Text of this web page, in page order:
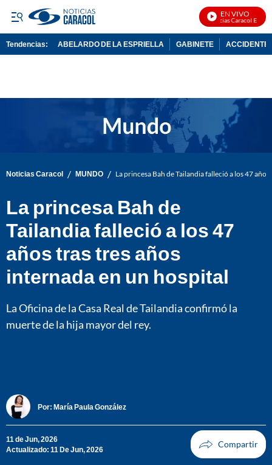
EN VIVO
Noticias Caracol En Vivo
Tendencias: ABELARDO DE LA ESPRIELLA GABINETE ACCIDENTE
Noticias Caracol / MUNDO / La princesa Bah de Tailandia falleció a los 47
La princesa Bah de
Tailandia falleció a los 47
años tras tres años
internada en un hospital
La Oficina de la Casa Real de Tailandia confirmó la
muerte de la hija mayor del rey.
Por: María Paula González
11 de Jun, 2026
Actualizado: 11 De Jun, 2026